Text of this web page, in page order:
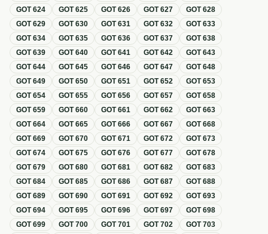
GOT624 GOT625 GOT626 GOT627 GOT628
GOT629 GOT630 GOT631 GOT632 GOT633
GOT634 GOT635 GOT636 GOT637 GOT638
GOT639 GOT640 GOT641 GOT642 GOT643
GOT644 GOT645 GOT646 GOT647 GOT648
GOT649 GOT650 GOT651 GOT652 GOT653
GOT654 GOT655 GOT656 GOT657 GOT658
GOT659 GOT660 GOT661 GOT662 GOT663
GOT664 GOT665 GOT666 GOT667 GOT668
GOT669 GOT670 GOT671 GOT672 GOT673
GOT674 GOT675 GOT676 GOT677 GOT678
GOT679 GOT680 GOT681 GOT682 GOT683
GOT684 GOT685 GOT686 GOT687 GOT688
GOT689 GOT690 GOT691 GOT692 GOT693
GOT694 GOT695 GOT696 GOT697 GOT698
GOT699 GOT700 GOT701 GOT702 GOT703